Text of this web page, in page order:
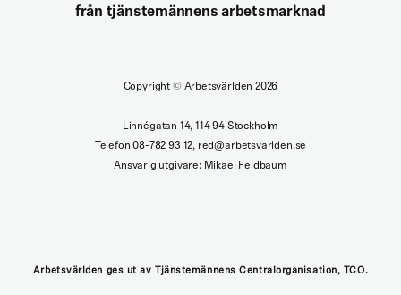
från tjänstemännens arbetsmarknad
Copyright ©Arbetsvärlden 2026
Linnégatan 14, 114 94 Stockholm
Telefon 08-782 93 12, red@arbetsvarlden.se
Ansvarig utgivare: Mikael Feldbaum
Arbetsvärlden ges ut av Tjänstemännens Centralorganisation, TCO.